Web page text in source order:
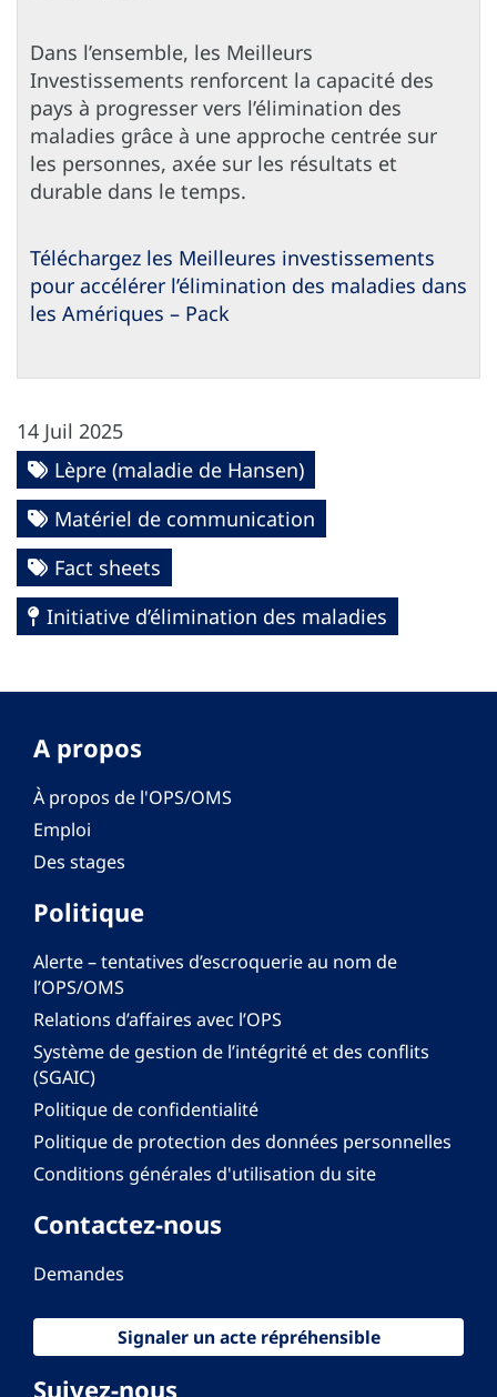
Dans l’ensemble, les Meilleurs
Investissements renforcent la capacité des
pays à progresser vers l’élimination des
maladies grâce à une approche centrée sur
les personnes, axée sur les résultats et
durable dans le temps.
Téléchargez les Meilleures investissements
pour accélérer l’élimination des maladies dans
les Amériques – Pack
14 Juil 2025
Lèpre (maladie de Hansen)
Matériel de communication
Fact sheets
Initiative d’élimination des maladies
A propos
À propos de l'OPS/OMS
Emploi
Des stages
Politique
Alerte – tentatives d’escroquerie au nom de
l’OPS/OMS
Relations d’affaires avec l’OPS
Système de gestion de l’intégrité et des conflits
(SGAIC)
Politique de confidentialité
Politique de protection des données personnelles
Conditions générales d'utilisation du site
Contactez-nous
Demandes
Signaler un acte répréhensible
Suivez-nous